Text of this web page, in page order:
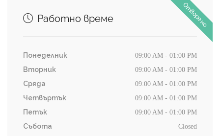
Отворено
Работно време
Понеделник 09:00 AM - 01:00 PM
Вторник 09:00 AM - 01:00 PM
Сряда 09:00 AM - 01:00 PM
Четвъртък 09:00 AM - 01:00 PM
Петък 09:00 AM - 01:00 PM
Събота Closed